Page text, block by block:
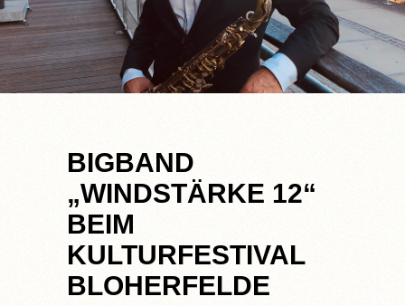
BIGBAND
„WINDSTÄRKE 12“
BEIM
KULTURFESTIVAL
BLOHERFELDE